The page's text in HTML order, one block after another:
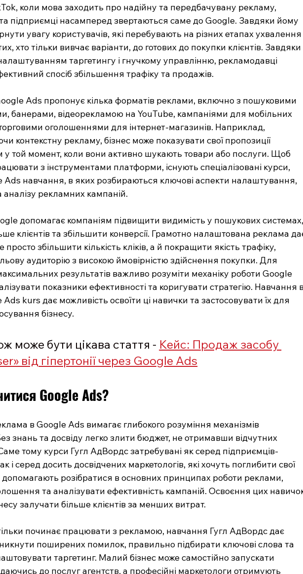
коли мова заходить про надійну та передбачувану рекламу,
підприємці насамперед звертаються саме до Google. Завдяки йому
увагу користувачів, які перебувають на різних етапах
хто тільки вивчає варіанти, до готових до покупки клієнтів. Завдяки
таргетингу і гнучкому управлінню, рекламодавці
спосіб збільшення трафіку та продажів.
Ads пропонує кілька форматів реклами, включно з пошуковими
банерами, відеорекламою на YouTube, кампаніями для мобільних
торговими оголошеннями для інтернет-магазинів. Наприклад,
контекстну рекламу, бізнес може показувати свої пропозиції
у той момент, коли вони активно шукають товари або послуги. Щоб
з інструментами платформи, існують спеціалізовані курси,
Ads навчання, в яких розбираються ключові аспекти налаштування,
аналізу рекламних кампаній.
допомагає компаніям підвищити видимість у пошукових
клієнтів та збільшити конверсії. Грамотно налаштована реклама
просто збільшити кількість кліків, а й покращити якість трафіку,
аудиторію з високою ймовірністю здійснення покупки. Для
результатів важливо розуміти механіку роботи Google
показники ефективності та коригувати стратегію. Навчання
Ads kurs дає можливість освоїти ці навички та застосовувати їх для
бізнесу.
може бути цікава стаття - Кейс: Продаж засобу
від гіпертонії через Google Ads
Google Ads?
в Google Ads вимагає глибокого розуміння механізмів
знань та досвіду легко злити бюджет, не отримавши відчутних
тому курси Гугл АдВордс затребувані як серед підприємців-
і серед досить досвідчених маркетологів, які хочуть поглибити свої
розібратися в основних принципах роботи реклами,
та аналізувати ефективність кампаній. Освоєння цих
залучати більше клієнтів за менших витрат.
починає працювати з рекламою, навчання Гугл АдВордс дає
поширених помилок, правильно підбирати ключові слова та
таргетинг. Малий бізнес може самостійно запускати
до послуг агентств, а професійні маркетологи отримують